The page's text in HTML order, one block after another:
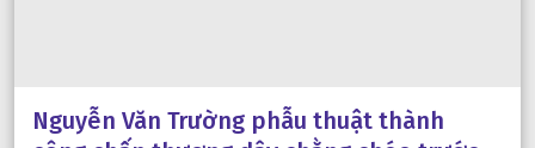
Nguyễn Văn Trường phẫu thuật thành